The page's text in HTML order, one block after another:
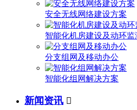
安全无线网络建设方案
智能化机房建设及动环监
分支组网及移动办公
智能化组网解决方案
新闻资讯 